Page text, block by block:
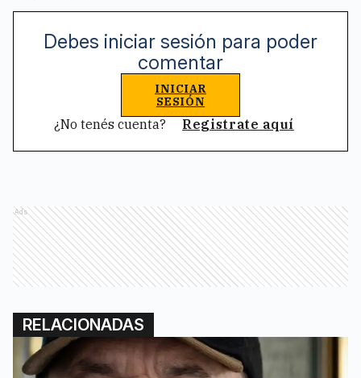
Debes iniciar sesión para poder
comentar
INICIAR
SESIÓN
¿No tenés cuenta? Registrate aquí
Ads
RELACIONADAS